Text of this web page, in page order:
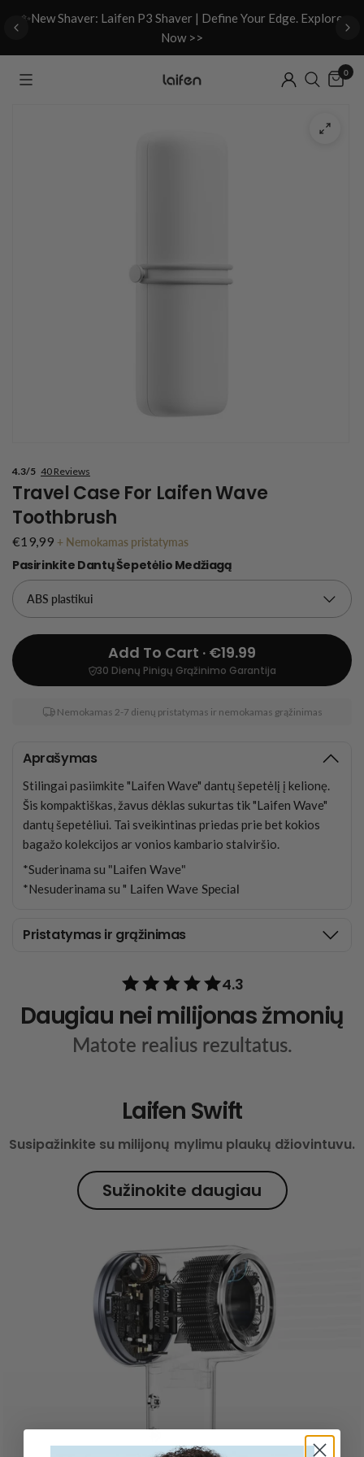
✨New Shaver: Laifen P3 Shaver | Define Your Edge. Explore
Now >>
0
40 Reviews
4.3/5
Travel Case For Laifen Wave
Toothbrush
€19,99 +Nemokamas pristatymas
Pasirinkite Dantų Šepetėlio Medžiagą
Add To Cart · €19.99
30 Dienų Pinigų Grąžinimo Garantija
Nemokamas 2-7 dienų pristatymas ir nemokamas grąžinimas
Aprašymas
Stilingai pasiimkite "Laifen Wave" dantų šepetėlį į kelionę.
Šis kompaktiškas, žavus dėklas sukurtas tik "Laifen Wave"
dantų šepetėliui. Tai sveikintinas priedas prie bet kokios
bagažo kolekcijos ar vonios kambario stalviršio.
*Suderinama su "Laifen Wave"
*Nesuderinama su " Laifen Wave Special
Pristatymas ir grąžinimas
4.3
Daugiau nei milijonas žmonių
Matote realius rezultatus.
Laifen Swift
Susipažinkite su milijonų mylimu plaukų džiovintuvu.
Sužinokite daugiau